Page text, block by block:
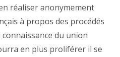
réaliser anonymement
à propos des procédés
du union
en plus proliférer il se